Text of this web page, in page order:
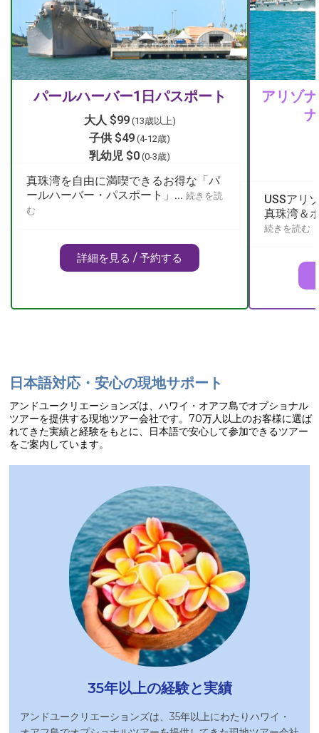
パールハーバー1日パスポート
大人 $99(13歳以上)
子供 $49 (4-12歳)
乳幼児 $0 (0-3歳)
真珠湾を自由に満喫できるお得な「パ
ールハーバー・パスポート」... 続きを読
む
詳細を見る / 予約する
アリゾ
USSアリ
真珠湾＆
続きを読む
日本語対応・安心の現地サポート
アンドユークリエーションズは、ハワイ・オアフ島でオプショナル
ツアーを提供する現地ツアー会社です。70万人以上のお客様に選ば
れてきた実績と経験をもとに、日本語で安心して参加できるツアー
をご案内しています。
35年以上の経験と実績
アンドユークリエーションズは、35年以上にわたりハワイ・